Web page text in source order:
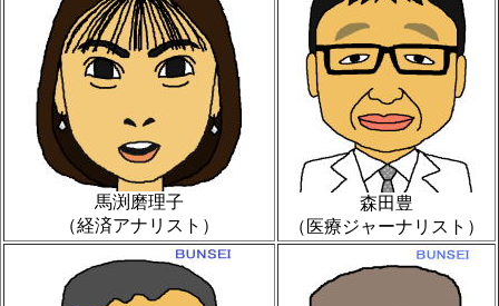
馬渕磨理子
（経済アナリスト）
森田豊
（医療ジャーナリスト）